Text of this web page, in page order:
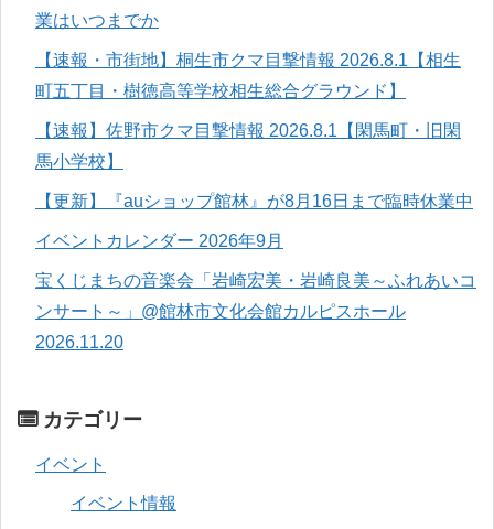
業はいつまでか
【速報・市街地】桐生市クマ目撃情報 2026.8.1【相生
町五丁目・樹徳高等学校相生総合グラウンド】
【速報】佐野市クマ目撃情報 2026.8.1【閑馬町・旧閑
馬小学校】
【更新】『auショップ館林』が8月16日まで臨時休業中
イベントカレンダー 2026年9月
宝くじまちの音楽会「岩崎宏美・岩崎良美～ふれあいコ
ンサート～」@館林市文化会館カルピスホール
2026.11.20
カテゴリー
イベント
イベント情報